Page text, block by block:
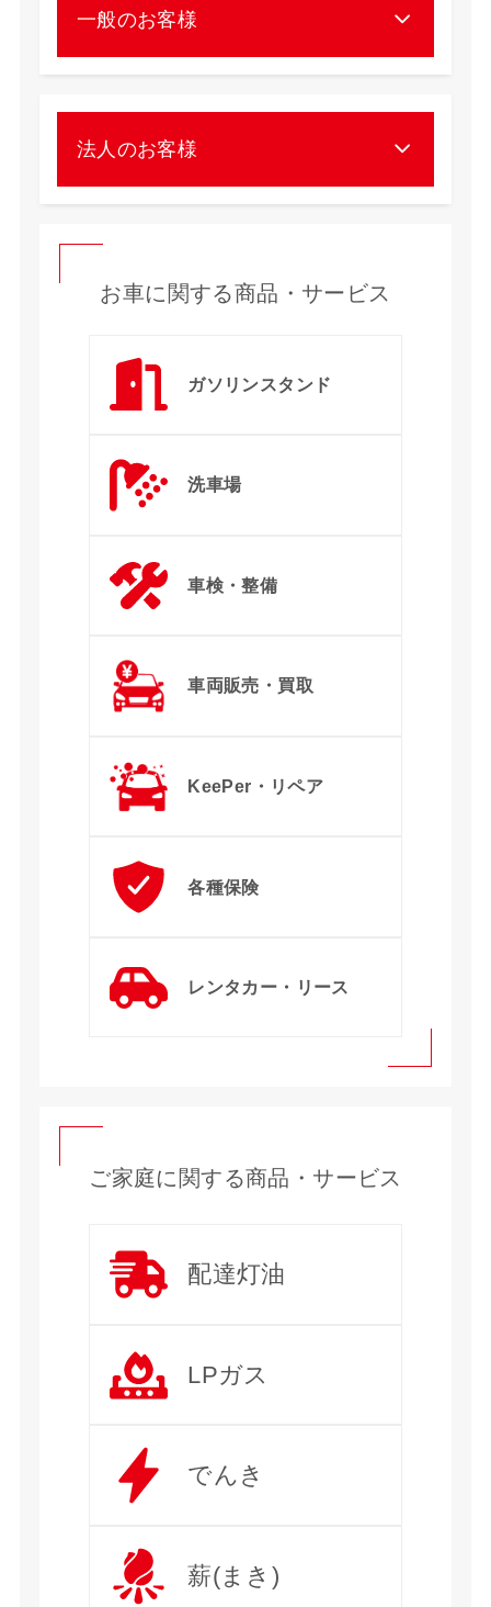
一般のお客様
法人のお客様
お車に関する商品・サービス
ガソリンスタンド
洗車場
車検・整備
車両販売・買取
KeePer・リペア
各種保険
レンタカー・リース
ご家庭に関する商品・サービス
配達灯油
LPガス
でんき
薪(まき)